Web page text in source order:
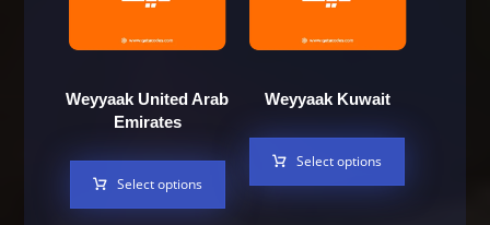
Weyyaak United Arab
Emirates
Select options
Weyyaak Kuwait
Select options